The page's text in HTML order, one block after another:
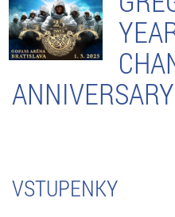
VSTUPENKY